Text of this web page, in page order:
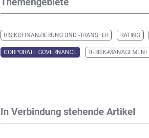
RISIKOFINANZIERUNG UND -TRANSFER RATING
CORPORATE GOVERNANCE IT-RISK-MANAGEMENT
In Verbindung stehende Artikel